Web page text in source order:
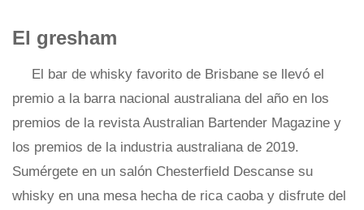
El gresham
El bar de whisky favorito de Brisbane se llevó el
premio a la barra nacional australiana del año en los
premios de la revista Australian Bartender Magazine y
los premios de la industria australiana de 2019.
Sumérgete en un salón Chesterfield Descanse su
whisky en una mesa hecha de rica caoba y disfrute del